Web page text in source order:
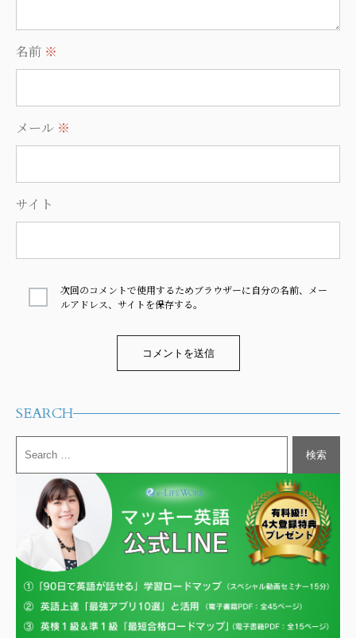
名前 ※
メール ※
サイト
次回のコメントで使用するためブラウザーに自分の名前、メー
ルアドレス、サイトを保存する。
SEARCH